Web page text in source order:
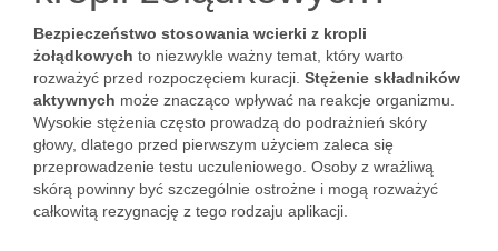
Bezpieczeństwo stosowania wcierki z kropli
żołądkowych to niezwykle ważny temat, który warto
rozważyć przed rozpoczęciem kuracji. Stężenie składników
aktywnych może znacząco wpływać na reakcje organizmu.
Wysokie stężenia często prowadzą do podrażnień skóry
głowy, dlatego przed pierwszym użyciem zaleca się
przeprowadzenie testu uczuleniowego. Osoby z wrażliwą
skórą powinny być szczególnie ostrożne i mogą rozważyć
całkowitą rezygnację z tego rodzaju aplikacji.